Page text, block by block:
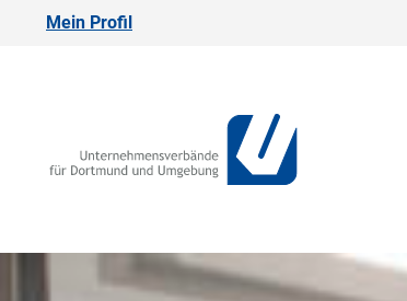
Mein Profil